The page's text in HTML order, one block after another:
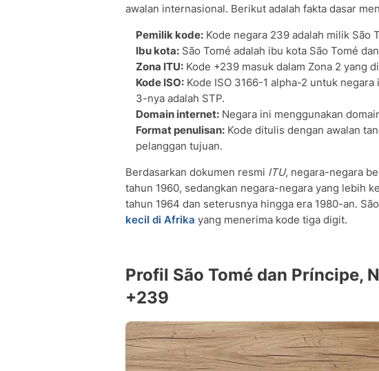
awalan internasional. Berikut adalah fakta dasar
Pemilik kode: Kode negara 239 adalah milik São
Ibu kota: São Tomé adalah ibu kota São Tomé
Zona ITU: Kode +239 masuk dalam Zona 2 yang
Kode ISO: Kode ISO 3166-1 alpha-2 untuk
3-nya adalah STP.
Domain internet: Negara ini menggunakan
Format penulisan: Kode ditulis dengan awalan
pelanggan tujuan.
Berdasarkan dokumen resmi ITU, negara-negara
tahun 1960, sedangkan negara-negara yang lebih
tahun 1964 dan seterusnya hingga era 1980-an.
kecil di Afrika yang menerima kode tiga digit.
Profil São Tomé dan Príncipe,
+239